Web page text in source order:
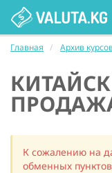
Главная Архив
К сожалению на
обменных